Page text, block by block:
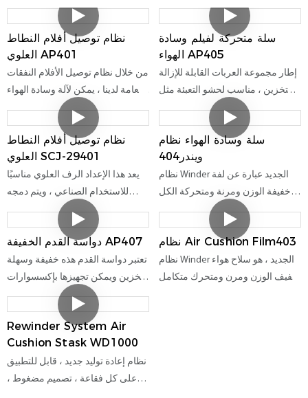
نظام توصيل أفلام النطاط
العلوي AP401
من خلال نظام توصيل الأفلام النفقات
العامة لدينا ، يمكن لآلة وسادة الهواء
أن تدرك حل تعبئة وسادة الهواء
المرنة والسريعة مع التخزين ،
والتكيف مع المتطلبات الجديدة
لمختلف المرافق اللوجستية
سلة متحركة لفيلم وسادة
الهواء AP405
إطار مجموعة العربات القابلة للإزالة
مع تخزين ، مناسب لحشو التعبئة مثل
آلات وسادة الهواء ، ويمكن فصل آلة
وسادة الهواء وسلة متحركة اختياريًا
في وقت لاحق ، مما يوفر المساحة
والمرونة في التغليف في محطة
التعبئة والتغليف
نظام توصيل أفلام النطاط
العلوي SCJ-29401
يعد هذا الإعداد الرف العلوي مناسبًا
للاستخدام الصناعي ، ويتم دمجه
بشكل فردي في محطة التعبئة
ويمكن استخدامه مع آلات التعبئة مثل
وسادة الهواء AP400 أو MA400
سلة وسادة الهواء نظام
ويندر404
نظام Winder الجديد عبارة عن لفة
خفيفة الوزن ومرنة ومتحركة الكل
في واحد مع إطار جمع لتخزين فيلم
وسادة الهواء ، وما إلى ذلك ، مناسب
لآلة وسادة الهواء AP400
دواسة القدم الخفيفة AP407
تعتبر دواسة القدم هذه خفيفة وسهلة
التخزين ويمكن تجهيزها بإكسسوارات
لمعدات حلول التغليف الواقية مثل
آلة وسادة الهواء وآلة وسادة ورقية
وآلة شريطية وآلة ورق العسل
لتحسين كفاءة العمل. تتمثل إحدى
الميزات الرئيسية في دواسات
Footswitch هذه في أنها توفر حلًا
نظام Air Cushion Film403
نظام Winder الجديد ، هو سلاح هواء
خفيف الوزن ومرن ومتحرك متكامل
Rewinder System Air
Cushion Stask WD1000
نظام إعادة توليد جديد ، قابل للتطبيق
على كل فقاعة ، تصميم مضغوط ،